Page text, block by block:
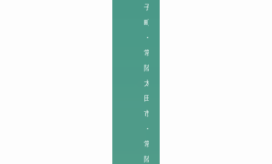
子
町
・
常
陸
太
田
市
・
常
陸